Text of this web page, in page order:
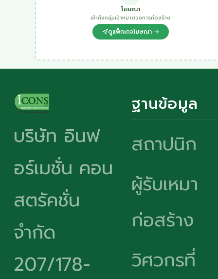
โฆษณา
เข้าถึงกลุ่มเป้าหมายวงการก่อสร้าง
ดูแพ็กเกจโฆษณา →
บริษัท อินฟ
อร์เมชั่น คอน
สตรัคชั่น
จำกัด
207/178-
ฐานข้อมูล
สถาปนิก
ผู้รับเหมา
ก่อสร้าง
วิศวกรที่